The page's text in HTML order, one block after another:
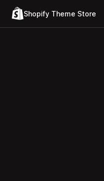
Shopify Theme Store